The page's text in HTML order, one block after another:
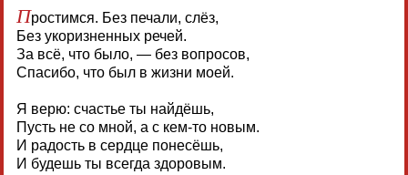
Простимся. Без печали, слёз,
Без укоризненных речей.
За всё, что было, — без вопросов,
Спасибо, что был в жизни моей.
Я верю: счастье ты найдёшь,
Пусть не со мной, а с кем-то новым.
И радость в сердце понесёшь,
И будешь ты всегда здоровым.